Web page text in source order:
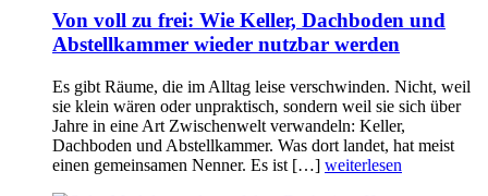
Von voll zu frei: Wie Keller, Dachboden und
Abstellkammer wieder nutzbar werden
Es gibt Räume, die im Alltag leise verschwinden. Nicht, weil
sie klein wären oder unpraktisch, sondern weil sie sich über
Jahre in eine Art Zwischenwelt verwandeln: Keller,
Dachboden und Abstellkammer. Was dort landet, hat meist
einen gemeinsamen Nenner. Es ist […] weiterlesen